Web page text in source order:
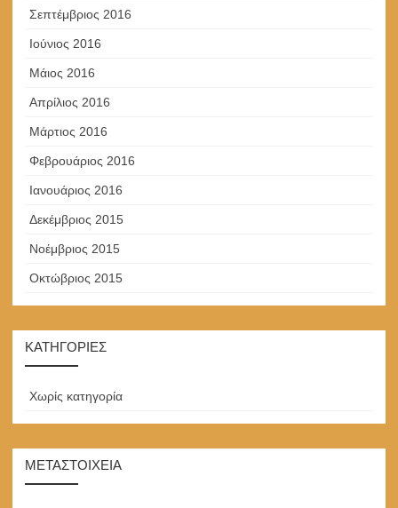
Σεπτέμβριος 2016
Ιούνιος 2016
Μάιος 2016
Απρίλιος 2016
Μάρτιος 2016
Φεβρουάριος 2016
Ιανουάριος 2016
Δεκέμβριος 2015
Νοέμβριος 2015
Οκτώβριος 2015
KΑΤΗΓΟΡΊΕΣ
Χωρίς κατηγορία
ΜΕΤΑΣΤΟΙΧΕΊΑ